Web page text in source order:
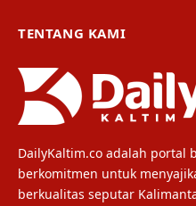
TENTANG KAMI
DailyKaltim.co adalah portal
berkomitmen untuk
berkualitas seputar